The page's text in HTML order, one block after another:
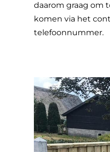
daarom graag om
komen via het
telefoonnummer.